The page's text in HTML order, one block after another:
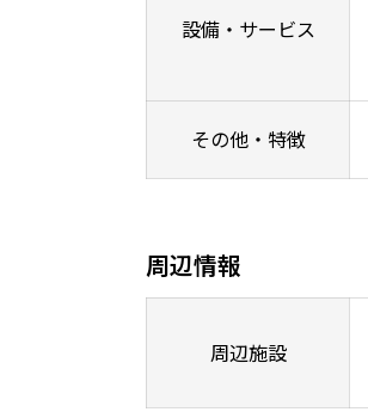
設備・サービス
その他・特徴
周辺情報
周辺施設